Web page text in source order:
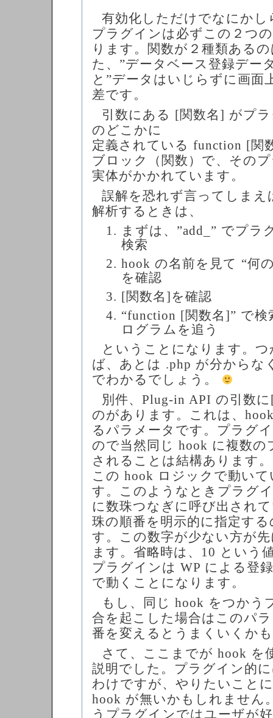
有効化しただけでなにかし
プラグインは必ずこの２つ
ります。関数が２種類ある
た、”データベース登録デー
と”データはいじらずに画面
差です。
引数にある [関数名] がプ
のどこかに
定義されている function [関
ブロック（関数）で、その
実体がかかれています。
誤解を恐れず言ってしま
解析するときは、
まずは、”add_” でプラ
検索
hook の名前を見て “何
を確認
[関数名]を確認
“function [関数名]” で
ログラムを追う
ということになります。
ば、あとは .php が分からな
でわかるでしょう。
別件、Plug-in API の引数
のがあります。これは、
るパラメータです。プラグ
ので当然同じ hook に複数の
されることは結構あります
この hook ロジックで動い
す。このようなときプラグ
に数珠つなぎに呼び出され
珠の順番を明示的に指定す
す。この数字が少ない方が
ます。省略時は、10 という
プラグインは WP による登
で動くことになります。
もし、同じ hook をつかう
合を起こした場合はこのパ
番を変えるとうまくいくか
さて、ここまでが hook を
説明でした。プラグイン的
わけですが、やりたいこと
hook が無いかもしれません
うプラグインではユーザが